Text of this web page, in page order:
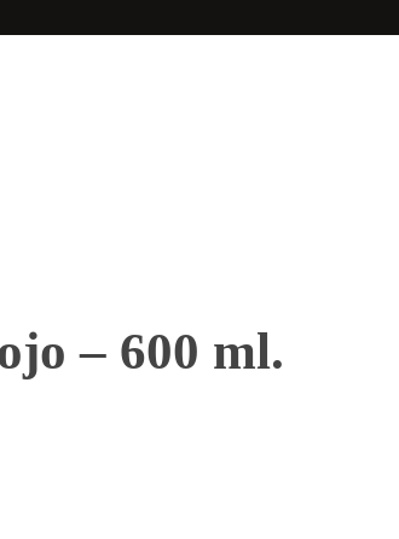
– 600 ml.